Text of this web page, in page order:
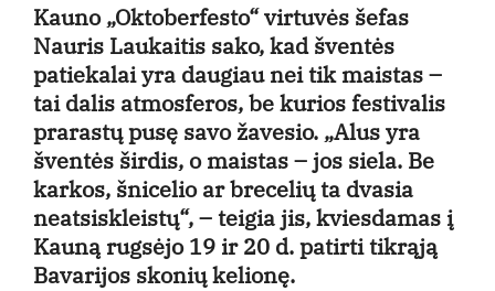
Kauno „Oktoberfesto“ virtuvės šefas
Nauris Laukaitis sako, kad šventės
patiekalai yra daugiau nei tik maistas –
tai dalis atmosferos, be kurios festivalis
prarastų pusę savo žavesio. „Alus yra
šventės širdis, o maistas – jos siela. Be
karkos, šnicelio ar brecelių ta dvasia
neatsiskleistų“, – teigia jis, kviesdamas į
Kauną rugsėjo 19 ir 20 d. patirti tikrąją
Bavarijos skonių kelionę.